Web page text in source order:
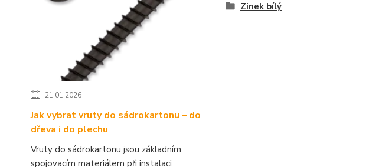
21.01.2026
Jak vybrat vruty do sádrokartonu – do
dřeva i do plechu
Vruty do sádrokartonu jsou základním
spojovacím materiálem při instalaci
Zinek bílý